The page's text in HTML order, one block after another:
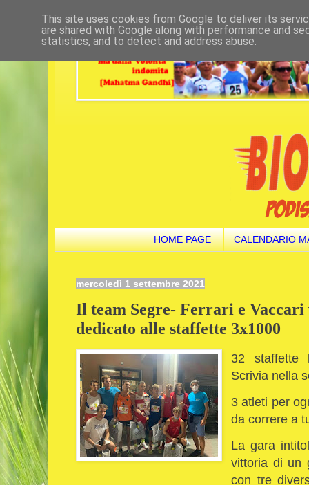
HOME PAGE CALENDARIO
mercoledì 1 settembre 2021
Il team Segre- Ferrari e
dedicato alle staffette 3x1000
32 staffette
Scrivia nella
3 atleti per
da correre a
La gara
vittoria di un
con tre
This site uses cookies from Google to deliver its
are shared with Google along with performance and
statistics, and to detect and address abuse.